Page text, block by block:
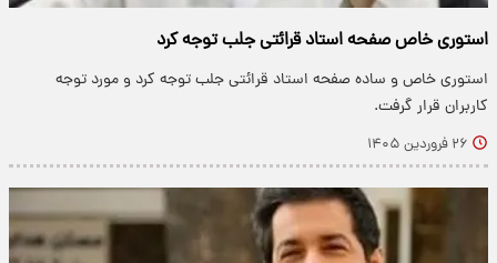
استوری خاص صفحه استاد قرائتی جلب توجه کرد
استوری خاص و ساده صفحه استاد قرائتی جلب توجه کرد و مورد توجه
کاربران قرار گرفت.
۲۶ فروردین ۱۴۰۵